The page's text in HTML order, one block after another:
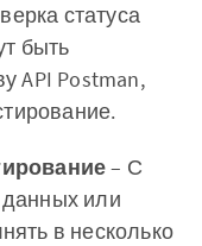
статуса
быть
API Postman,
– С
или
в несколько